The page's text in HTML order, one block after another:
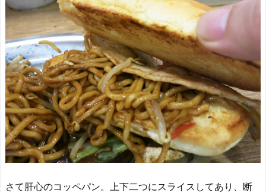
さて肝心のコッペパン。上下二つにスライスしてあり、断